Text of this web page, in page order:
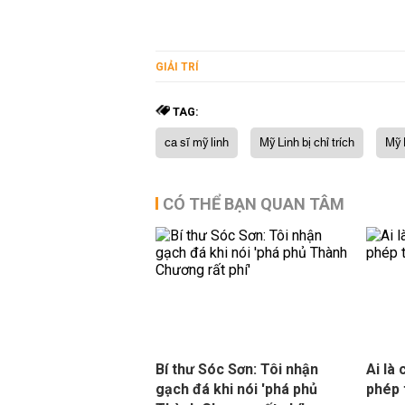
GIẢI TRÍ
TAG:
ca sĩ mỹ linh Mỹ Linh bị chỉ trích Mỹ
CÓ THỂ BẠN QUAN TÂM
Bí thư Sóc Sơn: Tôi nhận
gạch đá khi nói 'phá phủ
Ai là
phép